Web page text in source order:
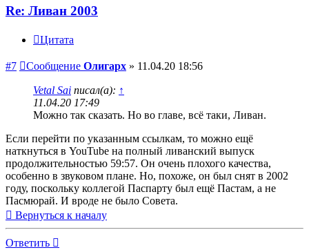
Re: Ливан 2003
Цитата
#7 Сообщение Олигарх » 11.04.20 18:56
Vetal Sai писал(а): ↑
11.04.20 17:49
Можно так сказать. Но во главе, всё таки, Ливан.
Если перейти по указанным ссылкам, то можно ещё
наткнуться в YouTube на полный ливанский выпуск
продолжительностью 59:57. Он очень плохого качества,
особенно в звуковом плане. Но, похоже, он был снят в 2002
году, поскольку коллегой Паспарту был ещё Пастам, а не
Пасмюрай. И вроде не было Совета.
Вернуться к началу
Ответить